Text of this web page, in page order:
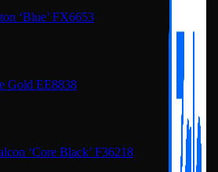
‘Blue’ FX6653
Gold EE8838
‘Core Black’ F36218